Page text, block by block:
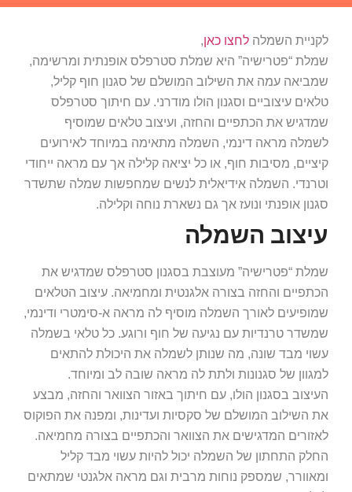
לקניית השמלה לחצו כאן,
שמלת “פטרישיה” היא שמלת סטרפלס אופנתית ומרשימה,
שמביאה עמה את השילוב המושלם של סגנון חוף קליל,
טלאים עיצוביים וסגנון הולו מודרני. עם חיתוך סטרפלס
שמדגיש את הכתפיים והחזה, ועיצוב טלאים שמוסיף
לשמלה מראה דינמי, השמלה מתאימה במיוחד לאירועים
קיציים, מסיבות חוף, או כל יציאה קלילה אך עם מראה ייחודי
וטרנדי. השמלה אידיאלית לנשים שמחפשות שמלה שתשדר
סגנון אופנתי ונועז אך גם נשארת נוחה וקלילה.
עיצוב השמלה
שמלת “פטרישיה” מעוצבת בסגנון סטרפלס שמדגיש את
הכתפיים והחזה בצורה אלגנטית ומחמיאה. עיצוב הטלאים
שמופיעים לאורך השמלה מוסיף לה מראה א-סימטרי ודינמי,
שמשדר טרנדיות עם נגיעה של חוף ורוגע. כל טלאי בשמלה
עשוי מבד שונה, מה שנותן לשמלה את היכולת להתאים
למגוון של סגנונות ולתת לה מראה שובה לב ומיוחד.
העיצוב בסגנון הולו, עם חיתוך באזור הצוואר והחזה, מבצע
את השילוב המושלם של סקסיות ועדינות, ומפנה את הפוקוס
לאזורים המדגישים את הצוואר והכתפיים בצורה מחמיאה.
החלק התחתון של השמלה יכול להיות עשוי מבד קליל
ומאוורר, שמספק נוחות מרבית וגם מראה אלגנטי שמתאים